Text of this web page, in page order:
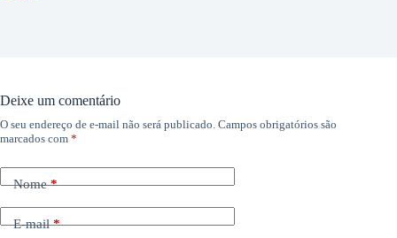
Deixe um comentário
O seu endereço de e-mail não será publicado. Campos obrigatórios são
marcados com *
Nome*
E-mail*